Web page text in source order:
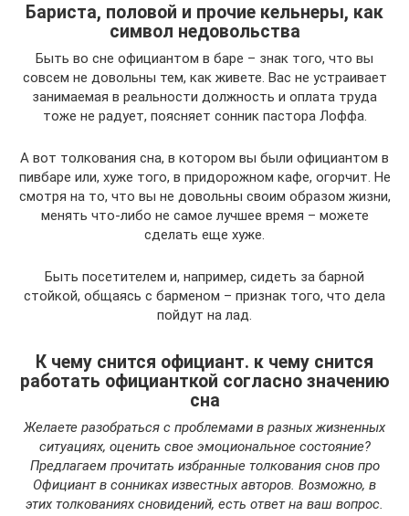
Бариста, половой и прочие кельнеры, как
символ недовольства
Быть во сне официантом в баре – знак того, что вы
совсем не довольны тем, как живете. Вас не устраивает
занимаемая в реальности должность и оплата труда
тоже не радует, поясняет сонник пастора Лоффа.
А вот толкования сна, в котором вы были официантом в
пивбаре или, хуже того, в придорожном кафе, огорчит. Не
смотря на то, что вы не довольны своим образом жизни,
менять что-либо не самое лучшее время – можете
сделать еще хуже.
Быть посетителем и, например, сидеть за барной
стойкой, общаясь с барменом – признак того, что дела
пойдут на лад.
К чему снится официант. к чему снится
работать официанткой согласно значению
сна
Желаете разобраться с проблемами в разных жизненных
ситуациях, оценить свое эмоциональное состояние?
Предлагаем прочитать избранные толкования снов про
Официант в сонниках известных авторов. Возможно, в
этих толкованиях сновидений, есть ответ на ваш вопрос.